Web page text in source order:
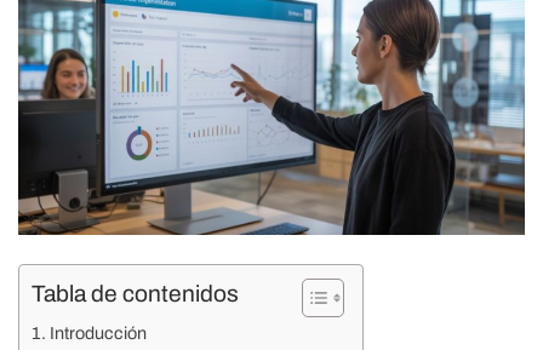
Tabla de contenidos
Introducción